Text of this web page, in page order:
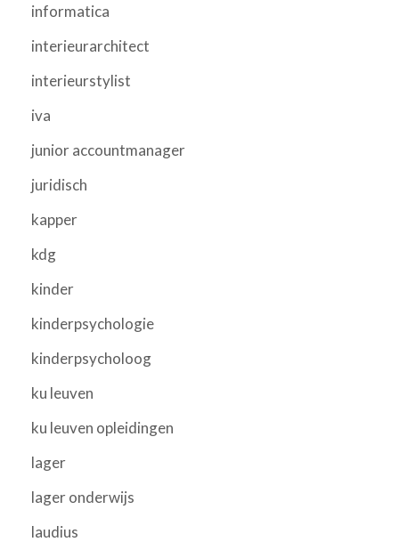
informatica
interieurarchitect
interieurstylist
iva
junior accountmanager
juridisch
kapper
kdg
kinder
kinderpsychologie
kinderpsycholoog
ku leuven
ku leuven opleidingen
lager
lager onderwijs
laudius